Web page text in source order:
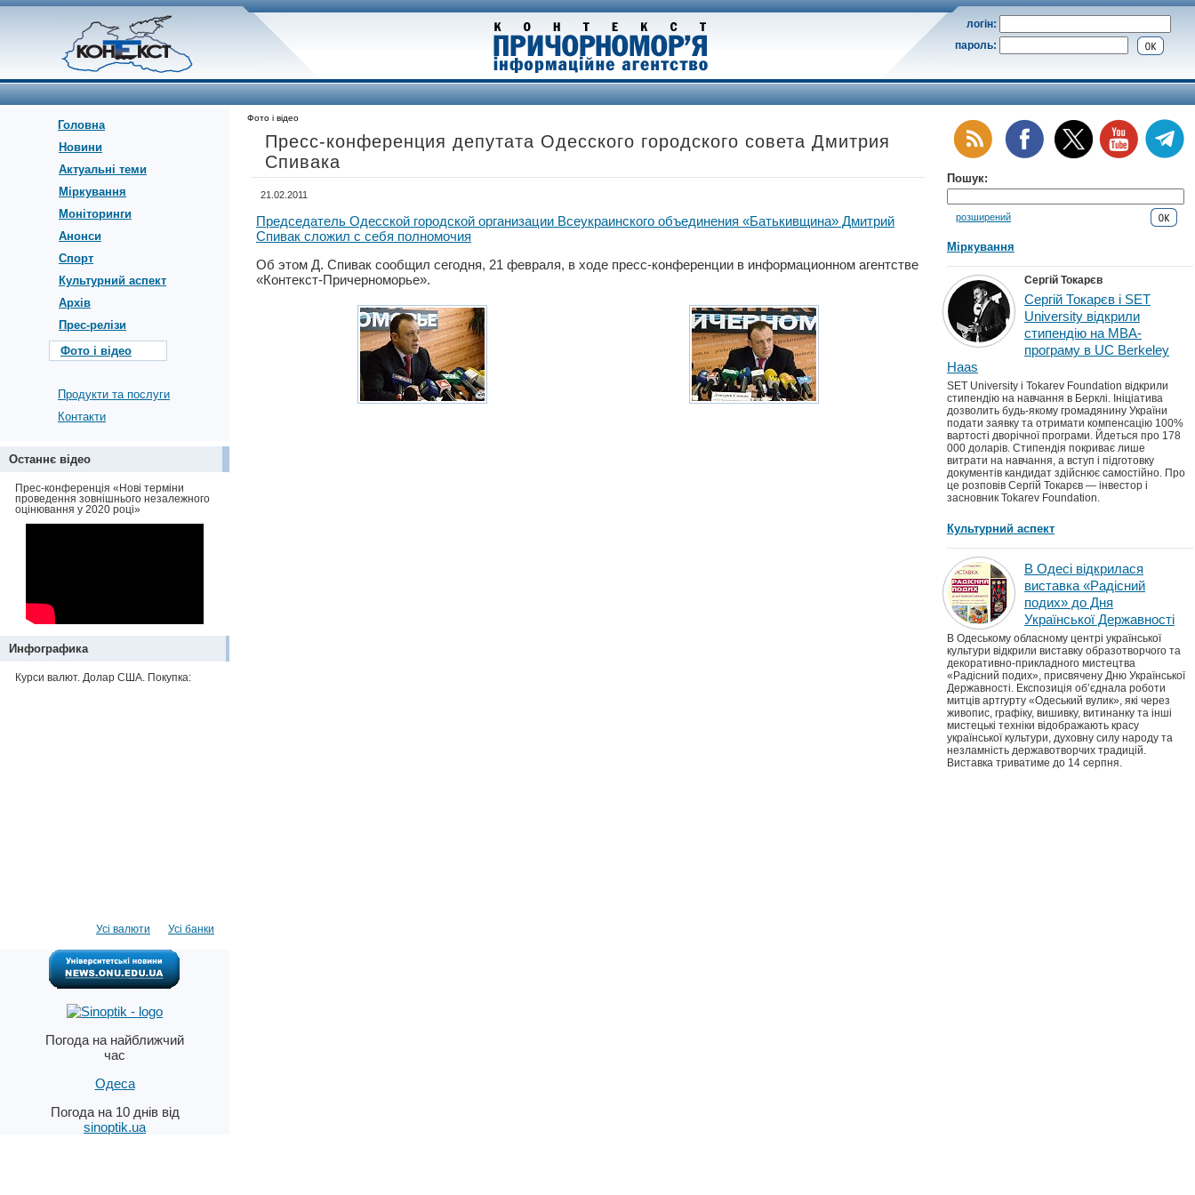
логін:
пароль:
Головна
Новини
Актуальні теми
Міркування
Моніторинги
Анонси
Спорт
Культурний аспект
Архів
Прес-релізи
Фото і відео
Продукти та послуги
Контакти
Останнє відео
Прес-конференція «Нові терміни
проведення зовнішнього незалежного
оцінювання у 2020 році»
Инфографика
Курси валют. Долар США. Покупка:
Усі банки
Усі валюти
Погода на найближчий
час
Одеса
Погода на 10 днів від
sinoptik.ua
Фото і відео
Пресс-конференция депутата Одесского городского совета Дмитрия
Спивака
21.02.2011
Председатель Одесской городской организации Всеукраинского объединения «Батькивщина» Дмитрий
Спивак сложил с себя полномочия
Об этом Д. Спивак сообщил сегодня, 21 февраля, в ходе пресс-конференции в информационном агентстве
«Контекст-Причерноморье».
Пошук:
розширений
Міркування
Сергій Токарєв
Сергій Токарєв і SET
University відкрили
стипендію на MBA-
програму в UC Berkeley
Haas
SET University і Tokarev Foundation відкрили
стипендію на навчання в Берклі. Ініціатива
дозволить будь-якому громадянину України
подати заявку та отримати компенсацію 100%
вартості дворічної програми. Йдеться про 178
000 доларів. Стипендія покриває лише
витрати на навчання, а вступ і підготовку
документів кандидат здійснює самостійно. Про
це розповів Сергій Токарєв — інвестор і
засновник Tokarev Foundation.
Культурний аспект
В Одесі відкрилася
виставка «Радісний
подих» до Дня
Української Державності
В Одеському обласному центрі української
культури відкрили виставку образотворчого та
декоративно-прикладного мистецтва
«Радісний подих», присвячену Дню Української
Державності. Експозиція об’єднала роботи
митців артгурту «Одеський вулик», які через
живопис, графіку, вишивку, витинанку та інші
мистецькі техніки відображають красу
української культури, духовну силу народу та
незламність державотворчих традицій.
Виставка триватиме до 14 серпня.